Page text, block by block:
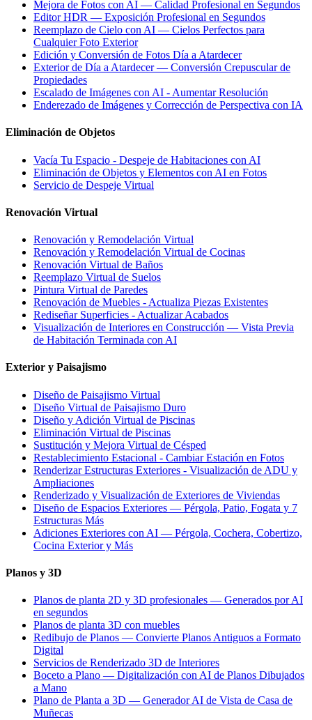
Mejora de Fotos con AI — Calidad Profesional en Segundos
Editor HDR — Exposición Profesional en Segundos
Reemplazo de Cielo con AI — Cielos Perfectos para
Cualquier Foto Exterior
Edición y Conversión de Fotos Día a Atardecer
Exterior de Día a Atardecer — Conversión Crepuscular de
Propiedades
Escalado de Imágenes con AI - Aumentar Resolución
Enderezado de Imágenes y Corrección de Perspectiva con IA
Eliminación de Objetos
Vacía Tu Espacio - Despeje de Habitaciones con AI
Eliminación de Objetos y Elementos con AI en Fotos
Servicio de Despeje Virtual
Renovación Virtual
Renovación y Remodelación Virtual
Renovación y Remodelación Virtual de Cocinas
Renovación Virtual de Baños
Reemplazo Virtual de Suelos
Pintura Virtual de Paredes
Renovación de Muebles - Actualiza Piezas Existentes
Rediseñar Superficies - Actualizar Acabados
Visualización de Interiores en Construcción — Vista Previa
de Habitación Terminada con AI
Exterior y Paisajismo
Diseño de Paisajismo Virtual
Diseño Virtual de Paisajismo Duro
Diseño y Adición Virtual de Piscinas
Eliminación Virtual de Piscinas
Sustitución y Mejora Virtual de Césped
Restablecimiento Estacional - Cambiar Estación en Fotos
Renderizar Estructuras Exteriores - Visualización de ADU y
Ampliaciones
Renderizado y Visualización de Exteriores de Viviendas
Diseño de Espacios Exteriores — Pérgola, Patio, Fogata y 7
Estructuras Más
Adiciones Exteriores con AI — Pérgola, Cochera, Cobertizo,
Cocina Exterior y Más
Planos y 3D
Planos de planta 2D y 3D profesionales — Generados por AI
en segundos
Planos de planta 3D con muebles
Redibujo de Planos — Convierte Planos Antiguos a Formato
Digital
Servicios de Renderizado 3D de Interiores
Boceto a Plano — Digitalización con AI de Planos Dibujados
a Mano
Plano de Planta a 3D — Generador AI de Vista de Casa de
Muñecas